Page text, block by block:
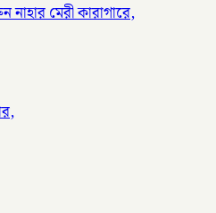
মেরী কারাগারে,